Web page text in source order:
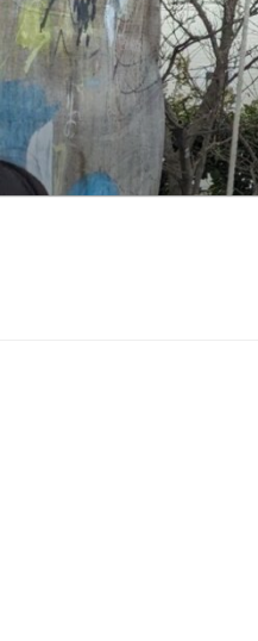
コ
ン
テ
ツ
へ